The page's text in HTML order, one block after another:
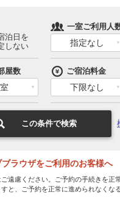
泊日を
しない
一室ご利用人
指定なし
屋数 ご宿泊料金
下限なし
この条件で検索
ラウザをご利用のお客様へ
遠慮ください。ご予約の手続きを正
と、ご予約を正常に進められなくな